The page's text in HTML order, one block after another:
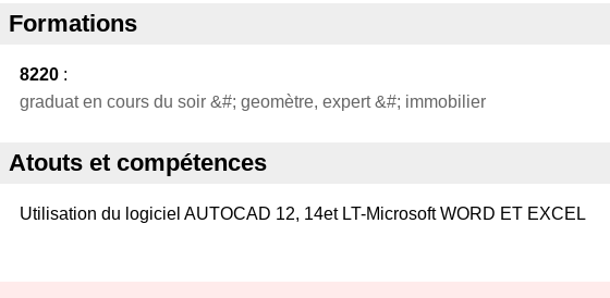
Formations
8220 :
graduat en cours du soir &#; geomètre, expert &#; immobilier
Atouts et compétences
Utilisation du logiciel AUTOCAD 12, 14et LT-Microsoft WORD ET EXCEL